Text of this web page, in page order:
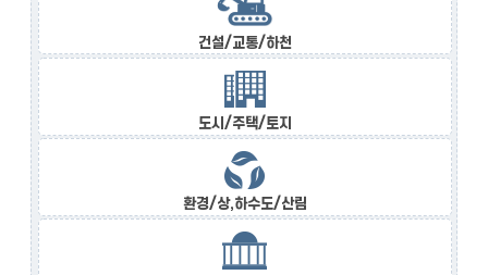
건설/교통/하천
도시/주택/토지
환경/상,하수도/산림